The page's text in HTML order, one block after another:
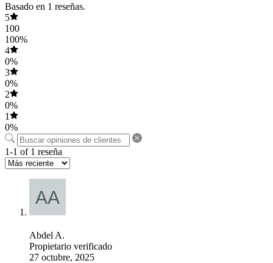
Basado en 1 reseñas.
5
100
100%
4
0%
3
0%
2
0%
1
0%
1-1 of 1 reseña
Abdel A.
Propietario verificado
27 octubre, 2025